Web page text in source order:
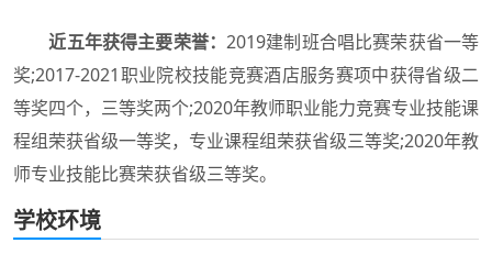
近五年获得主要荣誉：2019建制班合唱比赛荣获省一等
奖;2017-2021职业院校技能竞赛酒店服务赛项中获得省级二
等奖四个，三等奖两个;2020年教师职业能力竞赛专业技能课
程组荣获省级一等奖，专业课程组荣获省级三等奖;2020年教
师专业技能比赛荣获省级三等奖。
学校环境